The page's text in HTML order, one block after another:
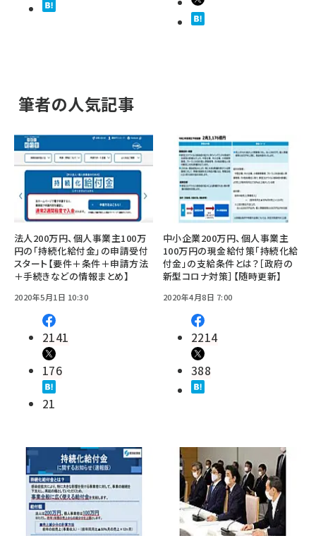
筆者の人気記事
法人200万円、個人事業主100万
円の「持続化給付金」の申請受付
スタート【要件＋条件＋申請方法
＋手続きなどの情報まとめ】
2020年5月1日 10:30
2141
176
21
中小企業200万円、個人事業主
100万円の現金給付策「持続化給
付金」の支給条件とは？［政府の
新型コロナ対策］【随時更新】
2020年4月8日 7:00
2214
388